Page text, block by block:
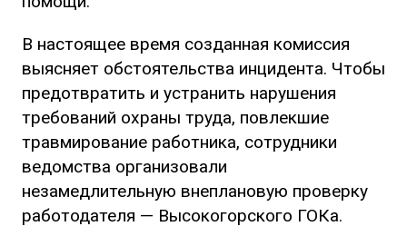
В настоящее время созданная комиссия
выясняет обстоятельства инцидента. Чтобы
предотвратить и устранить нарушения
требований охраны труда, повлекшие
травмирование работника, сотрудники
ведомства организовали
незамедлительную внеплановую проверку
работодателя — Высокогорского ГОКа.